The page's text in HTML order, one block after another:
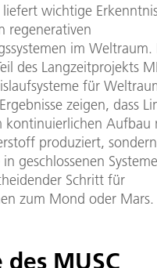
liefert wichtige
regenerativen
im Weltraum.
des Langzeitprojekts
für
zeigen, dass
kontinuierlichen Aufbau
produziert,
geschlossenen
Schritt für
zum Mond oder Mars.
des MUSC